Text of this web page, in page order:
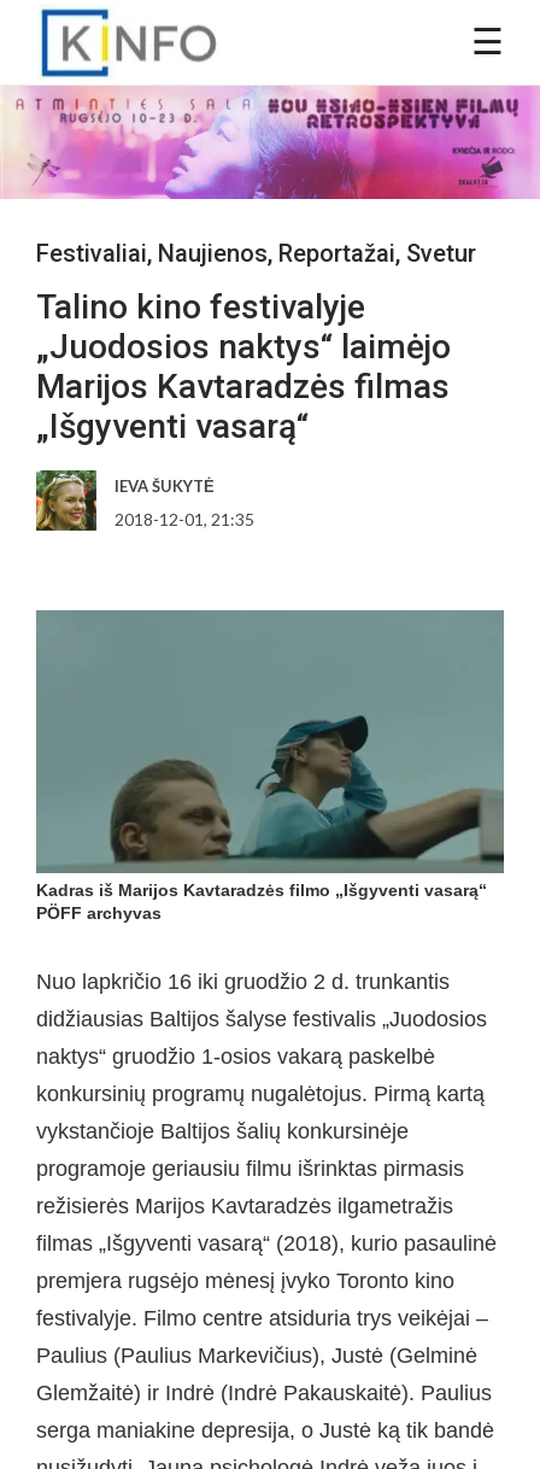
Festivaliai, Naujienos, Reportažai, Svetur
Talino kino festivalyje
„Juodosios naktys“ laimėjo
Marijos Kavtaradzės filmas
„Išgyventi vasarą“
IEVA ŠUKYTĖ
2018-12-01, 21:35
Kadras iš Marijos Kavtaradzės filmo „Išgyventi vasarą“
PÖFF archyvas
Nuo lapkričio 16 iki gruodžio 2 d. trunkantis
didžiausias Baltijos šalyse festivalis „Juodosios
naktys“ gruodžio 1-osios vakarą paskelbė
konkursinių programų nugalėtojus. Pirmą kartą
vykstančioje Baltijos šalių konkursinėje
programoje geriausiu filmu išrinktas pirmasis
režisierės Marijos Kavtaradzės ilgametražis
filmas „Išgyventi vasarą“ (2018), kurio pasaulinė
premjera rugsėjo mėnesį įvyko Toronto kino
festivalyje. Filmo centre atsiduria trys veikėjai –
Paulius (Paulius Markevičius), Justė (Gelminė
Glemžaitė) ir Indrė (Indrė Pakauskaitė). Paulius
serga maniakine depresija, o Justė ką tik bandė